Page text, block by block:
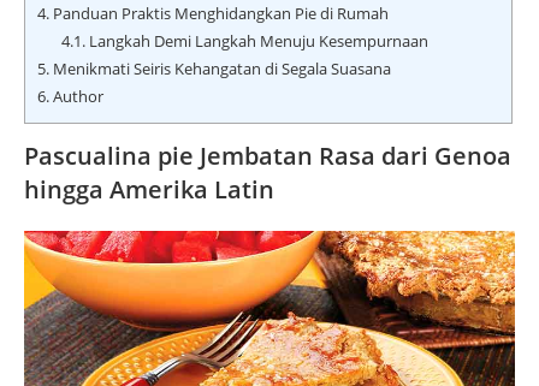
4. Panduan Praktis Menghidangkan Pie di Rumah
4.1.Langkah Demi Langkah Menuju Kesempurnaan
5. Menikmati Seiris Kehangatan di Segala Suasana
6.Author
Pascualina pie Jembatan Rasa dari Genoa
hingga Amerika Latin